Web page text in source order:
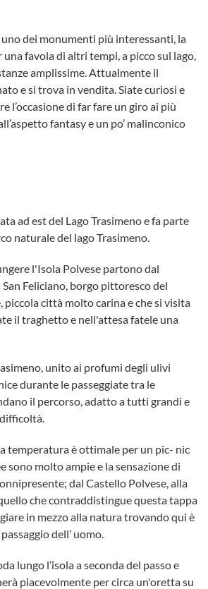
uno dei monumenti più interessanti, la
favola di altri tempi, a picco sul lago,
amplissime. Attualmente il
e si trova in vendita. Siate curiosi e
l’occasione di far fare un giro ai più
fantasy e un po’ malinconico
ad est del Lago Trasimeno e fa parte
naturale del lago Trasimeno.
l'Isola Polvese partono dal
Feliciano, borgo pittoresco del
piccola città molto carina e che si visita
il traghetto e nell'attesa fatele una
unito ai profumi degli ulivi
durante le passeggiate tra le
il percorso, adatto a tutti grandi e
temperatura è ottimale per un pic- nic
sono molto ampie e la sensazione di
dal Castello Polvese, alla
che contraddistingue questa tappa
in mezzo alla natura trovando qui è
dell’ uomo.
lungo l’isola a seconda del passo e
piacevolmente per circa un'oretta su